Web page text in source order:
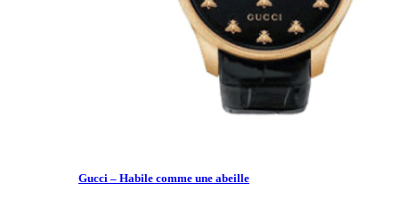
Gucci – Habile comme une abeille